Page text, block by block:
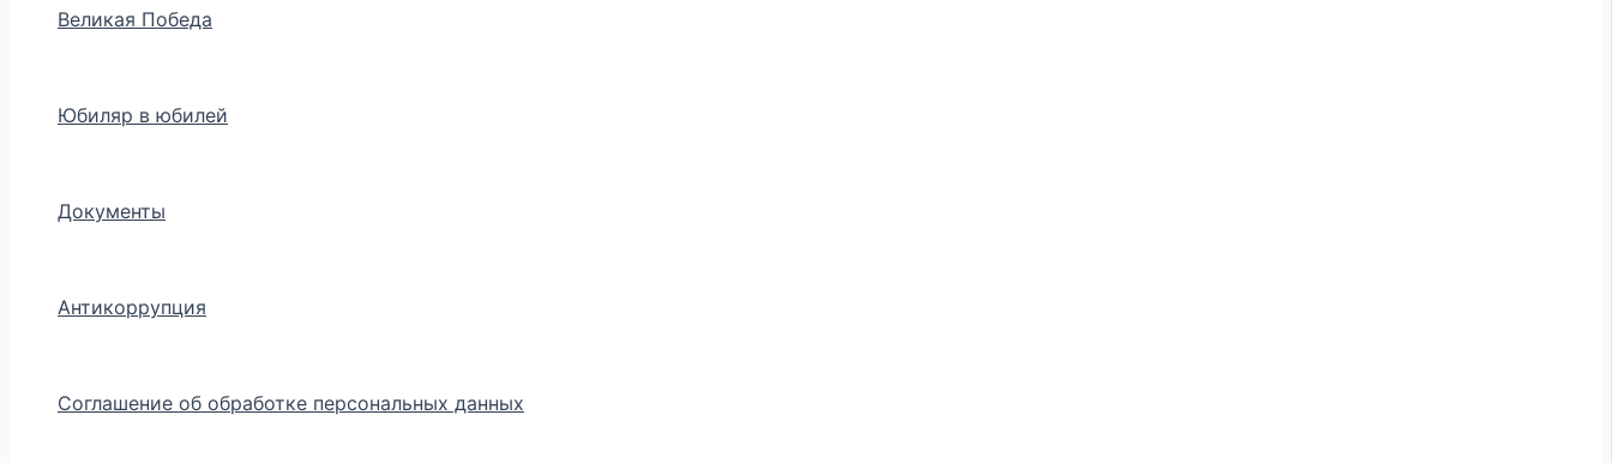
Великая Победа
Юбиляр в юбилей
Документы
Антикоррупция
Соглашение об обработке персональных данных